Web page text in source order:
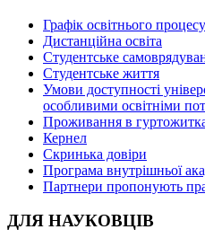
Графік освітнього
Дистанційна освіта
Студентське
Студентське життя
Умови доступності
особливими освітніми
Проживання в
Кернел
Скринька довіри
Програма внутрішньої
Партнери пропонують
ДЛЯ НАУКОВЦІВ